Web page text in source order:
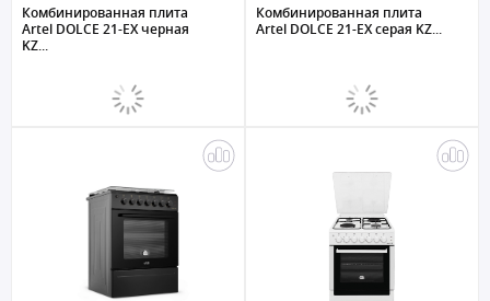
Комбинированная плита
Artel DOLCE 21-EX черная
KZ...
Комбинированная плита
Artel DOLCE 21-EX серая KZ...